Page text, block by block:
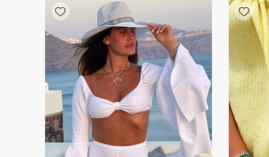
Add wishlist
Add wishlist